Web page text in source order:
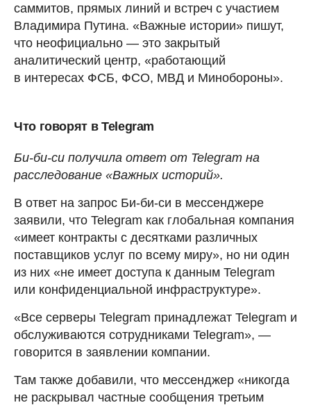
саммитов, прямых линий и встреч с участием
Владимира Путина. «Важные истории» пишут,
что неофициально — это закрытый
аналитический центр, «работающий
в интересах ФСБ, ФСО, МВД и Минобороны».
Что говорят в Telegram
Би-би-си получила ответ от Telegram на
расследование «Важных историй».
В ответ на запрос Би-би-си в мессенджере
заявили, что Telegram как глобальная компания
«имеет контракты с десятками различных
поставщиков услуг по всему миру», но ни один
из них «не имеет доступа к данным Telegram
или конфиденциальной инфраструктуре».
«Все серверы Telegram принадлежат Telegram и
обслуживаются сотрудниками Telegram», —
говорится в заявлении компании.
Там также добавили, что мессенджер «никогда
не раскрывал частные сообщения третьим